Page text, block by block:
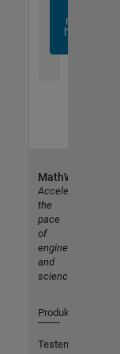
noch
heute
MathWorks
Accelerating
the
pace
of
engineering
and
science
Produkte
Testen oder Kaufen